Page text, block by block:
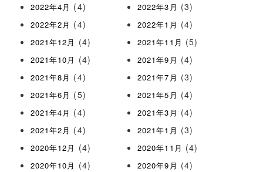
2022年4月 (4) 2022年3月 (3)
2022年2月 (4) 2022年1月 (4)
2021年12月 (4) 2021年11月 (5)
2021年10月 (4) 2021年9月 (4)
2021年8月 (4) 2021年7月 (3)
2021年6月 (5) 2021年5月 (4)
2021年4月 (4) 2021年3月 (4)
2021年2月 (4) 2021年1月 (3)
2020年12月 (4) 2020年11月 (4)
2020年10月 (4) 2020年9月 (4)